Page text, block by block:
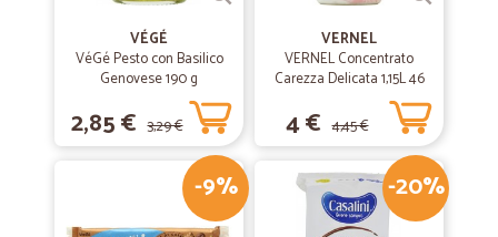
VÉGÉ
VéGé Pesto con Basilico
Genovese 190 g
2,85 € 3,29 €
VERNEL
VERNEL Concentrato
Carezza Delicata 1,15L 46
4 € 4,45 €
-9% -20%